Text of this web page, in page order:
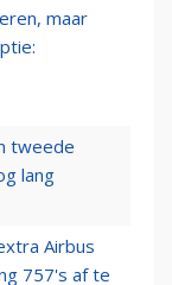
maar
tweede
lang
Airbus
757's af te